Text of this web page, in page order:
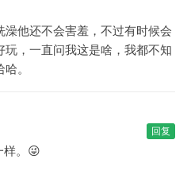
澡他还不会害羞，不过有时候会
玩，一直问我这是啥，我都不知
。
回复
样。😜